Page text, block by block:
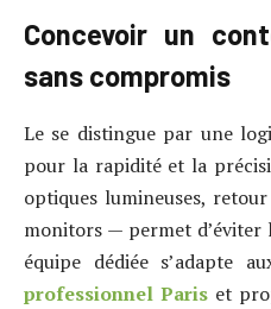
Concevoir un
sans compromis
Le se distingue par une
pour la rapidité et la
optiques lumineuses,
monitors — permet d’éviter
équipe dédiée s’adapte
professionnel Paris et